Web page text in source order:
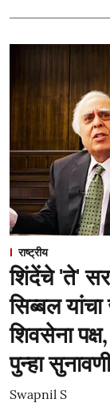
राष्ट्रीय
शिंदेंचे 'ते'
सिब्बल
शिवसेना
पुन्हा सुनावणी
Swapnil S